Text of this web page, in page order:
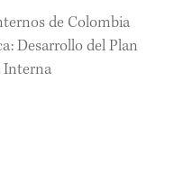
de Colombia
Desarrollo del Plan
Interna